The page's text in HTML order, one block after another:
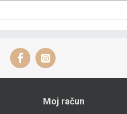
Moj račun